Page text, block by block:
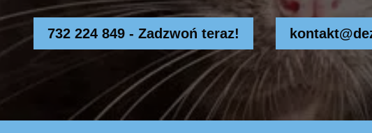
732 224 849 - Zadzwoń teraz!